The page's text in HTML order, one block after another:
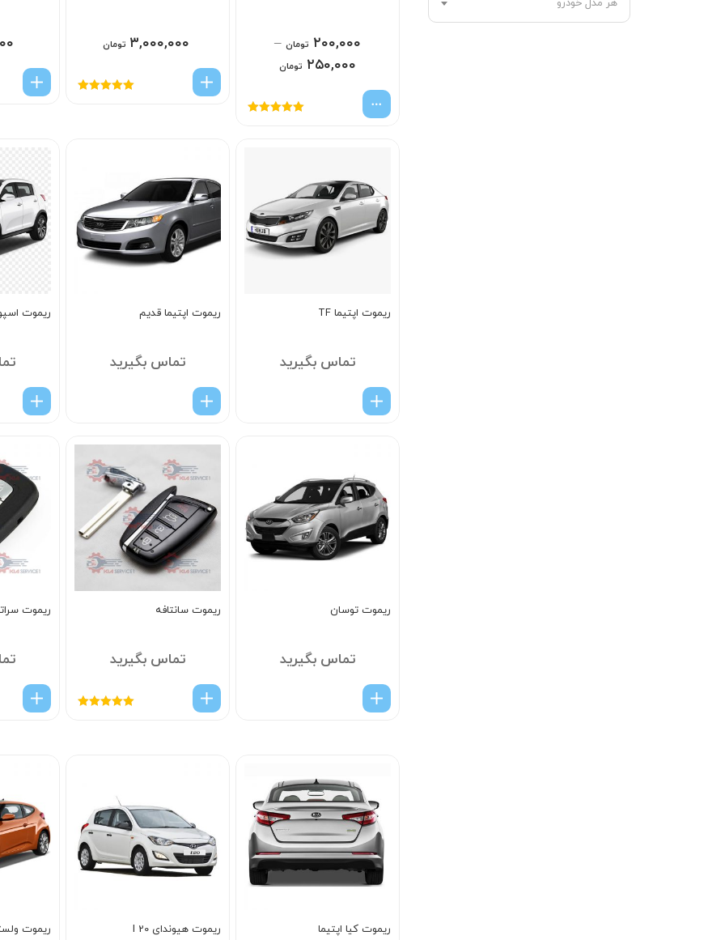
هر مدل خودرو
۲۰۰,۰۰۰ تومان –
۲۵۰,۰۰۰ تومان
۳,۰۰۰,۰۰۰ تومان
ریموت اپتیما TF
تماس بگیرید
ریموت اپتیما قدیم
تماس بگیرید
ریموت
ریموت توسان
تماس بگیرید
ریموت سانتافه
تماس بگیرید
ریموت
ریموت کیا اپتیما ریموت هیوندای I 20 ریموت